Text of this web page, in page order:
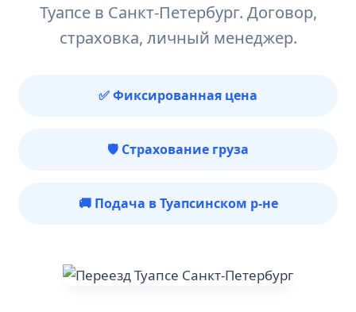
Туапсе в Санкт-Петербург. Договор,
страховка, личный менеджер.
✅ Фиксированная цена
🛡️ Страхование груза
🚚 Подача в Туапсинском р-не